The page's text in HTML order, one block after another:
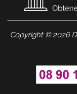
Copyright © 2026